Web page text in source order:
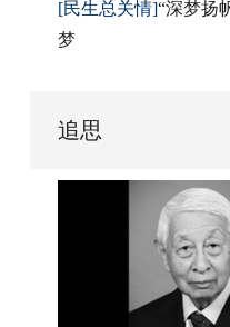
[民生总关情]“深梦扬
梦
追思